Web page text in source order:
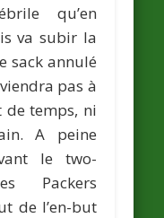
qu’en
va subir la
sack annulé
pas à
de temps, ni
A peine
le two-
Packers
de l’en-but